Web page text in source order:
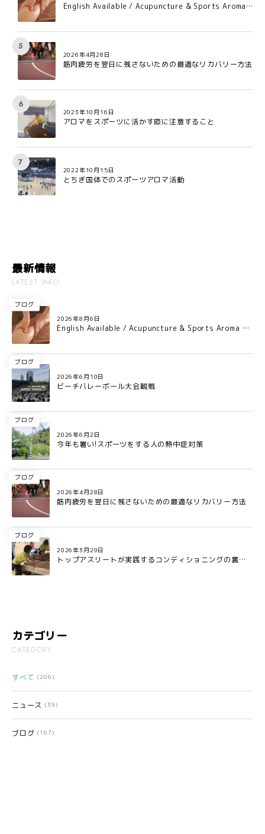
English Available / Acupuncture & Sports Aroma C
2026年4月28日
筋肉疲労を翌日に残さないための最適なリカバリー方法
2023年10月16日
アロマをスポーツに活かす際に注意すること
2022年10月15日
とちぎ国体でのスポーツアロマ活動
最新情報
LATEST INFO
ブログ
2026年8月6日
English Available / Acupuncture & Sports Aroma Ca
ブログ
2026年6月10日
ビーチバレーボール大会観戦
ブログ
2026年6月2日
今年も暑い!スポーツをする人の熱中症対策
ブログ
2026年4月28日
筋肉疲労を翌日に残さないための最適なリカバリー方法
ブログ
2026年3月29日
トップアスリートが実践するコンディショニングの裏側
カテゴリー
CATEGORY
すべて (206)
ニュース (39)
ブログ (167)